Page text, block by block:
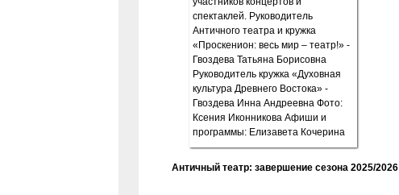
Античный театр: завершение сезона 2025/2026